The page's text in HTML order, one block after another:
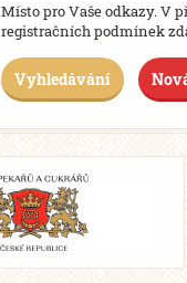
Místo pro Vaše odkazy. V
registračních podmínek
Vyhledávání